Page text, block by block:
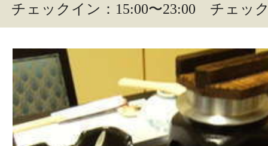
チェックイン：15:00〜23:00 チェッ